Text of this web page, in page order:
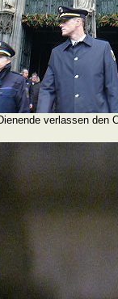
verlassen den